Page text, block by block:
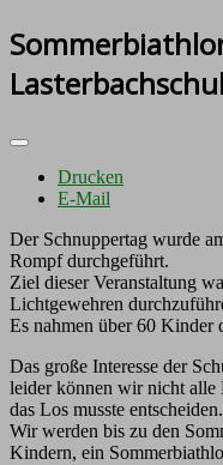
Drucken
E-Mail
Der Schnuppertag wurde
Rompf durchgeführt.
Ziel dieser Veranstaltung
Lichtgewehren
Es nahmen über 60 Kinder
Das große Interesse der
leider können wir nicht alle
das Los musste entscheiden.
Wir werden bis zu den
Kindern, ein